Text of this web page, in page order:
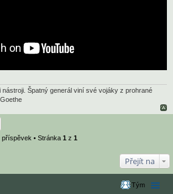
nástroji. Špatný generál viní své vojáky z prohrané
příspěvek • Stránka 1 z 1
Přejít na
Tým